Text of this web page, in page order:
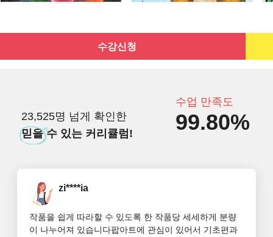
수강신청
23,525명 넘게 확인한
믿을수 있는 커리큘럼!
수업 만족도
99.80%
zi****ia
작품을 쉽게 따라할 수 있도록 한 작품당 세세하게 분량
이 나누어져 있습니다팝아트에 관심이 있어서 기초편과